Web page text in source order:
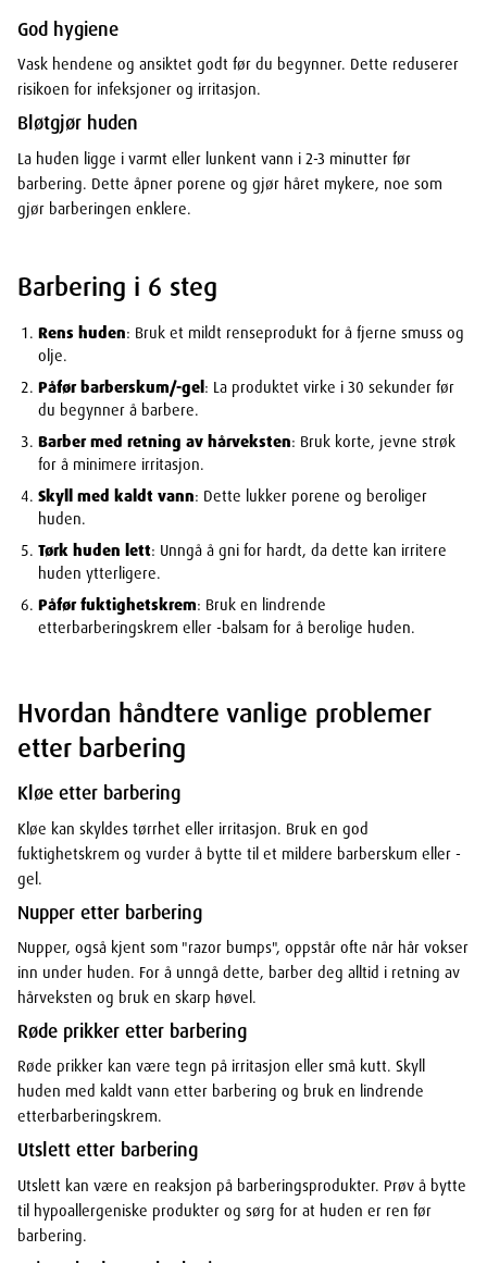
God hygiene
Vask hendene og ansiktet godt før du begynner. Dette reduserer
risikoen for infeksjoner og irritasjon.
Bløtgjør huden
La huden ligge i varmt eller lunkent vann i 2-3 minutter før
barbering. Dette åpner porene og gjør håret mykere, noe som
gjør barberingen enklere.
Barbering i 6 steg
Rens huden: Bruk et mildt renseprodukt for å fjerne smuss og
olje.
Påfør barberskum/-gel : La produktet virke i 30 sekunder før
du begynner å barbere.
Barber med retning av hårveksten: Bruk korte, jevne strøk
for å minimere irritasjon.
Skyll med kaldt vann: Dette lukker porene og beroliger
huden.
Tørk huden lett: Unngå å gni for hardt, da dette kan irritere
huden ytterligere.
Påfør fuktighetskrem: Bruk en lindrende
etterbarberingskrem eller -balsam for å berolige huden.
Hvordan håndtere vanlige problemer
etter barbering
Kløe etter barbering
Kløe kan skyldes tørrhet eller irritasjon. Bruk en god
fuktighetskrem og vurder å bytte til et mildere barberskum eller -
gel.
Nupper etter barbering
Nupper, også kjent som "razor bumps", oppstår ofte når hår vokser
inn under huden. For å unngå dette, barber deg alltid i retning av
hårveksten og bruk en skarp høvel.
Røde prikker etter barbering
Røde prikker kan være tegn på irritasjon eller små kutt. Skyll
huden med kaldt vann etter barbering og bruk en lindrende
etterbarberingskrem.
Utslett etter barbering
Utslett kan være en reaksjon på barberingsprodukter. Prøv å bytte
til hypoallergeniske produkter og sørg for at huden er ren før
barbering.